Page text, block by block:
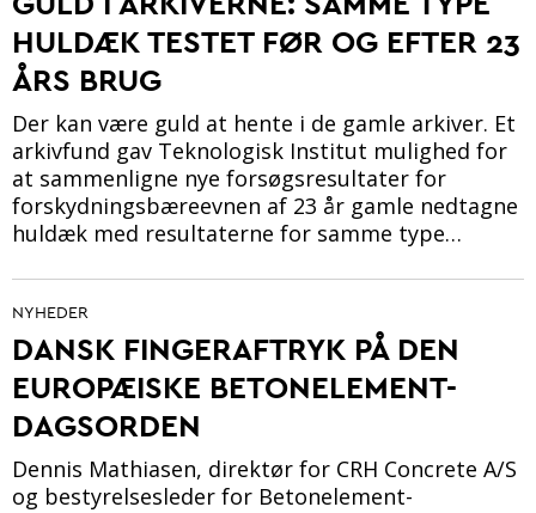
HULDÆK TESTET FØR OG EFTER 23
ÅRS BRUG
Der kan være guld at hente i de gamle arkiver. Et
arkivfund gav Teknologisk Institut mulighed for
at sammenligne nye forsøgsresultater for
forskydningsbæreevnen af 23 år gamle nedtagne
huldæk med resultaterne for samme type…
NYHEDER
DANSK FINGERAFTRYK PÅ DEN
EUROPÆISKE BETONELEMENT-
DAGSORDEN
Dennis Mathiasen, direktør for CRH Concrete A/S
og bestyrelsesleder for Betonelement-